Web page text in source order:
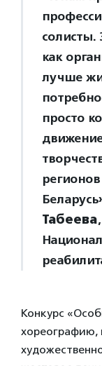
солисты.
как
лучше
просто
Табеева
Конкурс
хореографию,